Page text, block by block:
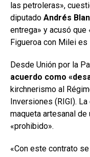
las petroleras»,
diputado Andrés
entrega» y acusó que
Figueroa con Milei es
Desde Unión por la
acuerdo como
kirchnerismo al
Inversiones (RIGI).
maqueta artesanal
«prohibido».
«Con este contrato